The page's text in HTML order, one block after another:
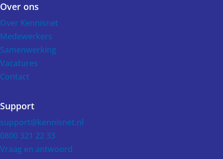
Over ons
Over Kennisnet
Medewerkers
Samenwerking
Vacatures
Contact
Support
support@kennisnet.nl
0800 321 22 33
Vraag en antwoord